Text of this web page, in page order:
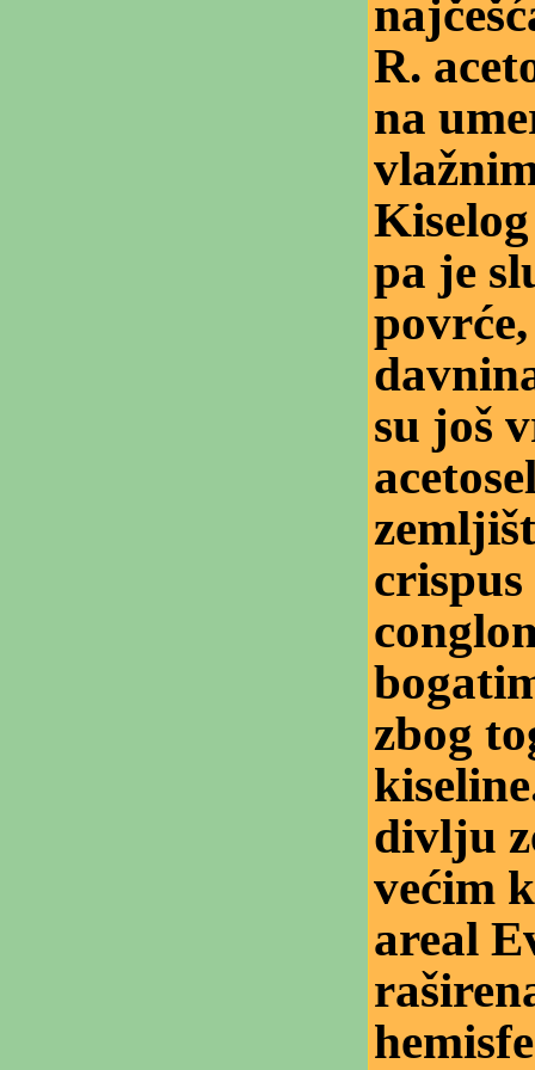
R.
na
pa je
su još
zbog
divlju
većim
areal